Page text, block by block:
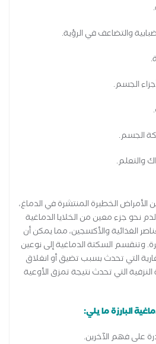
والتضاعف في الرؤية.
الجسم.
الجسم.
والتعلم.
الأمراض الخطيرة المنتشرة في الدماغ،
نحو جزء معين من الخلايا الدماغية
الغذائية والأكسجين، مما يمكن أن
السكتة الدماغية إلى نوعين
التي تحدث بسبب تضيق أو انغلاق
النزفية التي تحدث نتيجة تمزق الأوعية
البارزة ما يلي:
على فهم الآخرين.